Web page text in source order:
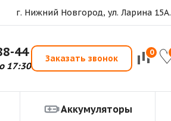
г. Нижний Новгород, ул. Ларина 15А.
44
17:30
Заказать звонок
0
Аккумуляторы